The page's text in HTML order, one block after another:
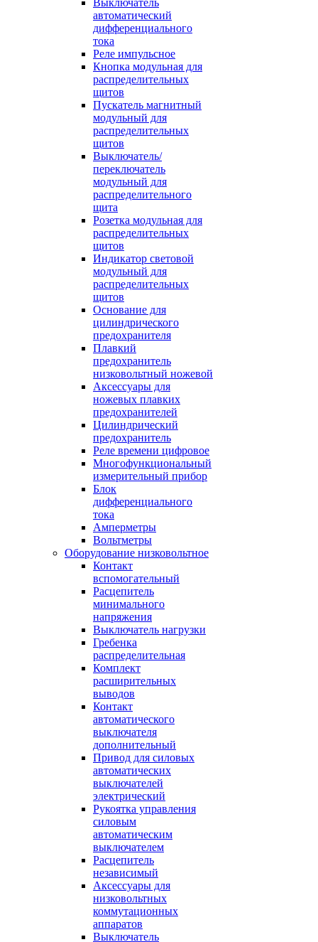
Выключатель
автоматический
дифференциального
тока
Реле импульсное
Кнопка модульная для
распределительных
щитов
Пускатель магнитный
модульный для
распределительных
щитов
Выключатель/
переключатель
модульный для
распределительного
щита
Розетка модульная для
распределительных
щитов
Индикатор световой
модульный для
распределительных
щитов
Основание для
цилиндрического
предохранителя
Плавкий
предохранитель
низковольтный ножевой
Аксессуары для
ножевых плавких
предохранителей
Цилиндрический
предохранитель
Реле времени цифровое
Многофункциональный
измерительный прибор
Блок
дифференциального
тока
Амперметры
Вольтметры
Оборудование низковольтное
Контакт
вспомогательный
Расцепитель
минимального
напряжения
Выключатель нагрузки
Гребенка
распределительная
Комплект
расширительных
выводов
Контакт
автоматического
выключателя
дополнительный
Привод для силовых
автоматических
выключателей
электрический
Рукоятка управления
силовым
автоматическим
выключателем
Расцепитель
независимый
Аксессуары для
низковольтных
коммутационных
аппаратов
Выключатель